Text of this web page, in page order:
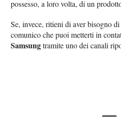
possesso, a loro volta, di un
Se, invece, ritieni di aver bisogno
comunico che puoi metterti in
Samsungtramite uno dei canali